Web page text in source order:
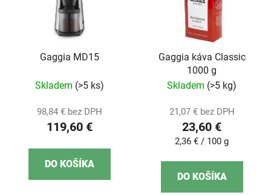
Gaggia MD15
Skladem (>5 ks)
98,84 € bez DPH
119,60 €
DO KOŠÍKA
Gaggia káva Classic
1000 g
Skladem (>5 kg)
21,07 € bez DPH
23,60 €
Jednotková
2,36 € / 100 g
DO KOŠÍKA